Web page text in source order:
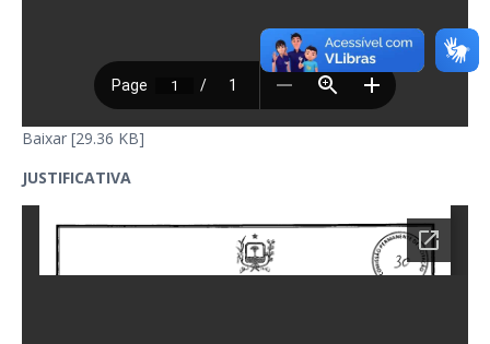
Baixar [29.36 KB]
JUSTIFICATIVA